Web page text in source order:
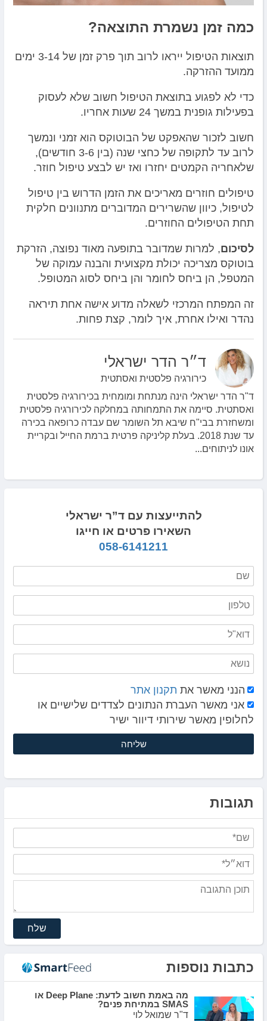
כמה זמן נשמרת התוצאה?
תוצאות הטיפול ייראו לרוב תוך פרק זמן של 3-14 ימים
ממועד ההזרקה.
כדי לא לפגוע בתוצאת הטיפול חשוב שלא לעסוק
בפעילות גופנית במשך 24 שעות אחריו.
חשוב לזכור שהאפקט של הבוטוקס הוא זמני ונמשך
לרוב עד לתקופה של כחצי שנה (בין 3-6 חודשים),
שלאחריה הקמטים יחזרו ואז יש לבצע טיפול חוזר.
טיפולים חוזרים מאריכים את הזמן הדרוש בין טיפול
לטיפול, כיוון שהשרירים המדוברים מתנוונים חלקית
תחת הטיפולים החוזרים.
לסיכום, למרות שמדובר בתופעה מאוד נפוצה, הזרקת
בוטוקס מצריכה יכולת מקצועית והבנה עמוקה של
המטפל, הן ביחס לחומר והן ביחס לסוג המטופל.
זה המפתח המרכזי לשאלה מדוע אישה אחת תיראה
נהדר ואילו אחרת, איך לומר, קצת פחות.
ד״ר הדר ישראלי
כירורגיה פלסטית ואסתטית
ד"ר הדר ישראלי הינה מנתחת ומומחית בכירורגיה פלסטית
ואסתטית. סיימה את התמחותה במחלקה לכירורגיה פלסטית
ומשחזרת בבי"ח שיבא תל השומר שם עבדה כרופאה בכירה
עד שנת 2018. בעלת קליניקה פרטית ברמת החייל ובקריית
אונו לניתוחים...
להתייעצות עם ד”ר ישראלי
השאירו פרטים או חייגו
058-6141211
הנני מאשר את תקנון אתר
אני מאשר העברת הנתונים לצדדים שלישיים או
לחלופין מאשר שירותי דיוור ישיר
תגובות
שלח
כתבות נוספות
מה באמת חשוב לדעת: Deep Plane או
SMAS במתיחת פנים?
ד"ר שמואל לוי